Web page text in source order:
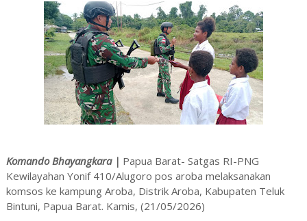
Komando Bhayangkara | Papua Barat- Satgas RI-PNG
Kewilayahan Yonif 410/Alugoro pos aroba melaksanakan
komsos ke kampung Aroba, Distrik Aroba, Kabupaten Teluk
Bintuni, Papua Barat. Kamis, (21/05/2026)